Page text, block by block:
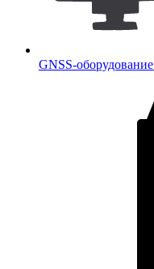
GNSS-оборудование